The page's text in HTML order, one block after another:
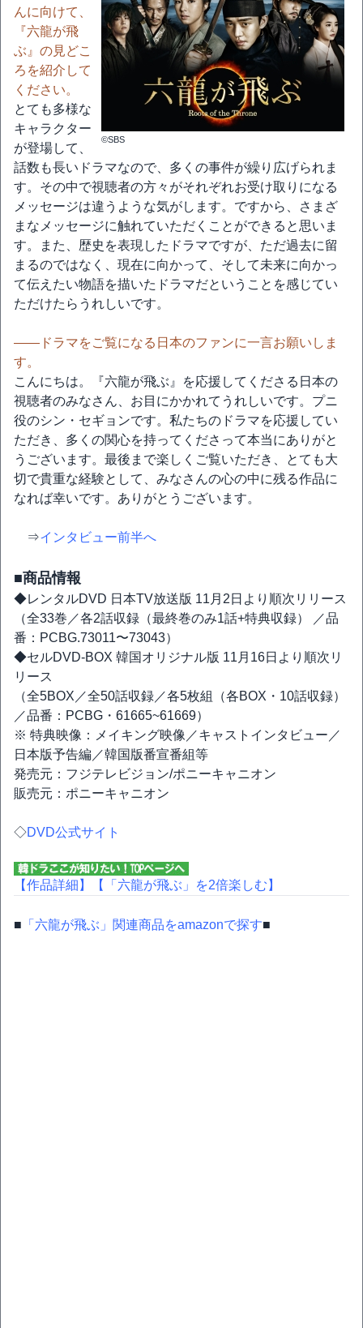
©SBS
んに向けて、
『六龍が飛
ぶ』の見どこ
ろを紹介して
ください。
とても多様な
キャラクター
が登場して、
話数も長いドラマなので、多くの事件が繰り広げられま
す。その中で視聴者の方々がそれぞれお受け取りになる
メッセージは違うような気がします。ですから、さまざ
まなメッセージに触れていただくことができると思いま
す。また、歴史を表現したドラマですが、ただ過去に留
まるのではなく、現在に向かって、そして未来に向かっ
て伝えたい物語を描いたドラマだということを感じてい
ただけたらうれしいです。
――ドラマをご覧になる日本のファンに一言お願いしま
す。
こんにちは。『六龍が飛ぶ』を応援してくださる日本の
視聴者のみなさん、お目にかかれてうれしいです。プニ
役のシン・セギョンです。私たちのドラマを応援してい
ただき、多くの関心を持ってくださって本当にありがと
うございます。最後まで楽しくご覧いただき、とても大
切で貴重な経験として、みなさんの心の中に残る作品に
なれば幸いです。ありがとうございます。
⇒インタビュー前半へ
■商品情報
◆レンタルDVD 日本TV放送版 11月2日より順次リリース
（全33巻／各2話収録（最終巻のみ1話+特典収録） ／品
番：PCBG.73011〜73043）
◆セルDVD-BOX 韓国オリジナル版 11月16日より順次リ
リース
（全5BOX／全50話収録／各5枚組（各BOX・10話収録）
／品番：PCBG・61665~61669）
※ 特典映像：メイキング映像／キャストインタビュー／
日本版予告編／韓国版番宣番組等
発売元：フジテレビジョン/ポニーキャニオン
販売元：ポニーキャニオン
◇DVD公式サイト
【作品詳細】 【「六龍が飛ぶ」を2倍楽しむ】
■ 「六龍が飛ぶ」関連商品をamazonで探す■